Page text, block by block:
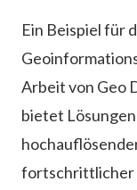
Ein Beispiel für
Arbeit von Geo
bietet
fortschrittlicher